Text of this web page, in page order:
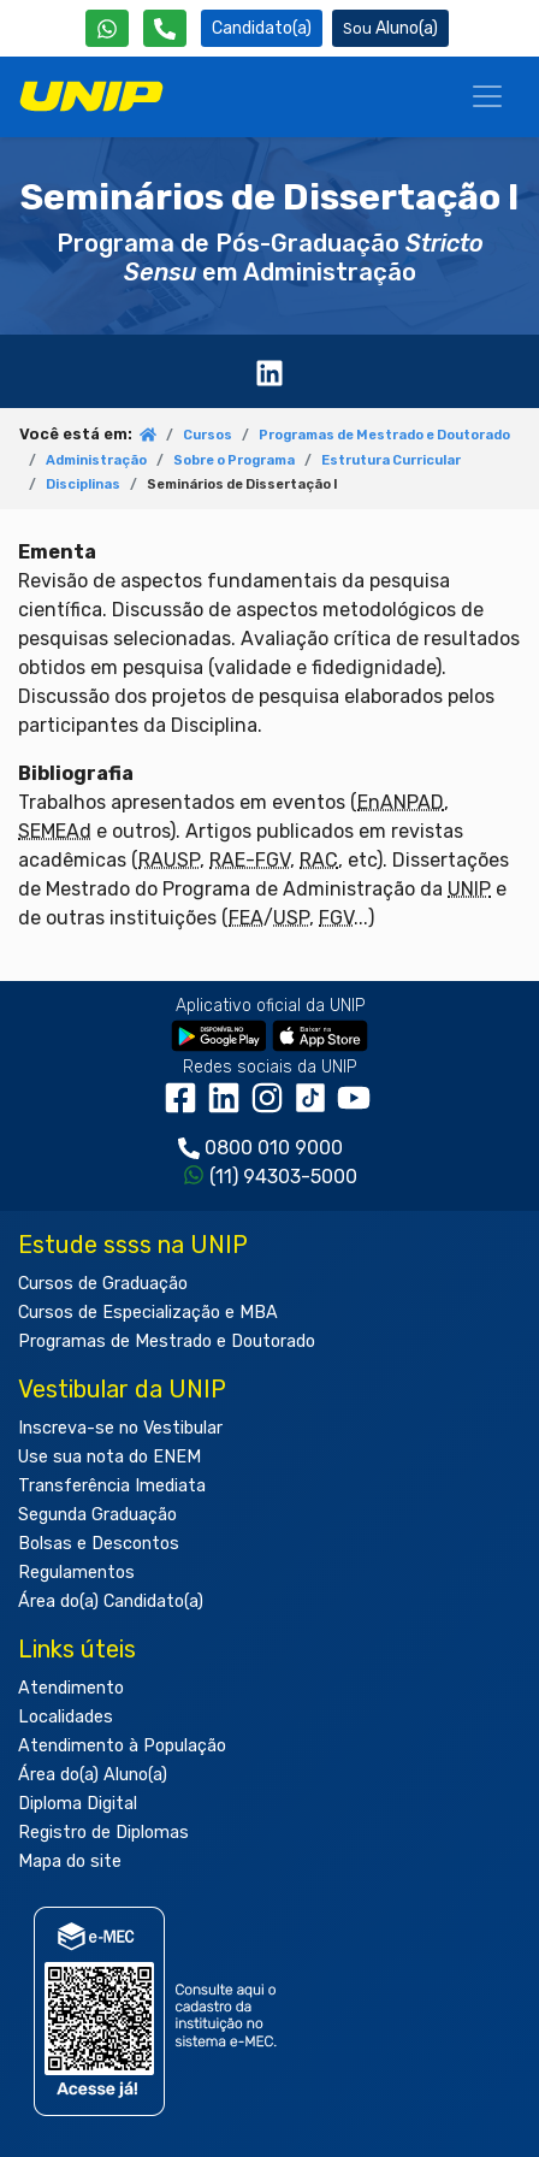
Candidato(a) Aluno(a)
Seminários de Dissertação I
Programa de Pós-Graduação Stricto
Sensuem Administração
Você está em: Cursos
Programas de Mestrado e Doutorado
Administração
Sobre o Programa
Estrutura Curricular
Disciplinas
Seminários de Dissertação I
Ementa
Revisão de aspectos fundamentais da pesquisa
científica. Discussão de aspectos metodológicos de
pesquisas selecionadas. Avaliação crítica de resultados
obtidos em pesquisa (validade e fidedignidade).
Discussão dos projetos de pesquisa elaborados pelos
participantes da Disciplina.
Bibliografia
Trabalhos apresentados em eventos (EnANPAD,
SEMEAd e outros). Artigos publicados em revistas
acadêmicas (RAUSP, RAE-FGV, RAC, etc). Dissertações
de Mestrado do Programa de Administração da UNIP e
de outras instituições (FEA/USP, FGV...)
Aplicativo oficial da UNIP
Redes sociais da UNIP
0800 010 9000
(11) 94303-5000
Estude ssss na UNIP
Cursos de Graduação
Cursos de Especialização e MBA
Programas de Mestrado e Doutorado
Vestibular da UNIP
Inscreva-se no Vestibular
Use sua nota do ENEM
Transferência Imediata
Segunda Graduação
Bolsas e Descontos
Regulamentos
Área do(a) Candidato(a)
Links úteis
Atendimento
Localidades
Atendimento à População
Área do(a) Aluno(a)
Diploma Digital
Registro de Diplomas
Mapa do site